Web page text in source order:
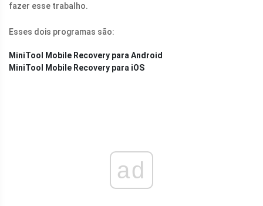
fazer esse trabalho.
Esses dois programas são:
MiniTool Mobile Recovery para Android
MiniTool Mobile Recovery para iOS
ad